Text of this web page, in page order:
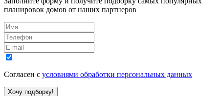
планировок домов от наших партнеров
Согласен с условиями обработки персональных данных
Хочу подборку!